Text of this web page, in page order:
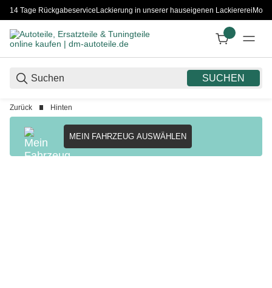
14 Tage RückgabeserviceLackierung in unserer hauseigenen Lackiererei
SUCHEN
Zurück Hinten
MEIN FAHRZEUG AUSWÄHLEN